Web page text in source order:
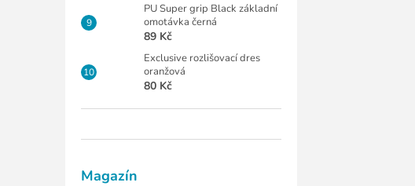
PU Super grip Black základní
omotávka černá
89 Kč
Exclusive rozlišovací dres
oranžová
80 Kč
Magazín